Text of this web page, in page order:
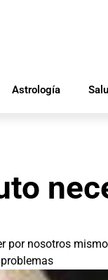
Astrología
por nosotros